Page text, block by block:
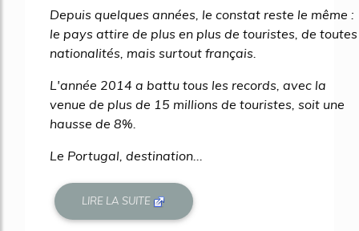
Depuis quelques années, le constat reste le même :
le pays attire de plus en plus de touristes, de toutes
nationalités, mais surtout français.
L'année 2014 a battu tous les records, avec la
venue de plus de 15 millions de touristes, soit une
hausse de 8%.
Le Portugal, destination...
LIRE LA SUITE